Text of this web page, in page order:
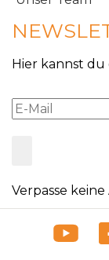
Hier kannst
Verpasse